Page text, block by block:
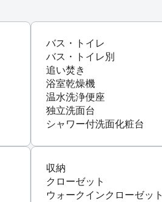
バス・トイレ
バス・トイレ別
追い焚き
浴室乾燥機
温水洗浄便座
独立洗面台
シャワー付洗面化粧台
収納
クローゼット
ウォークインクローゼット